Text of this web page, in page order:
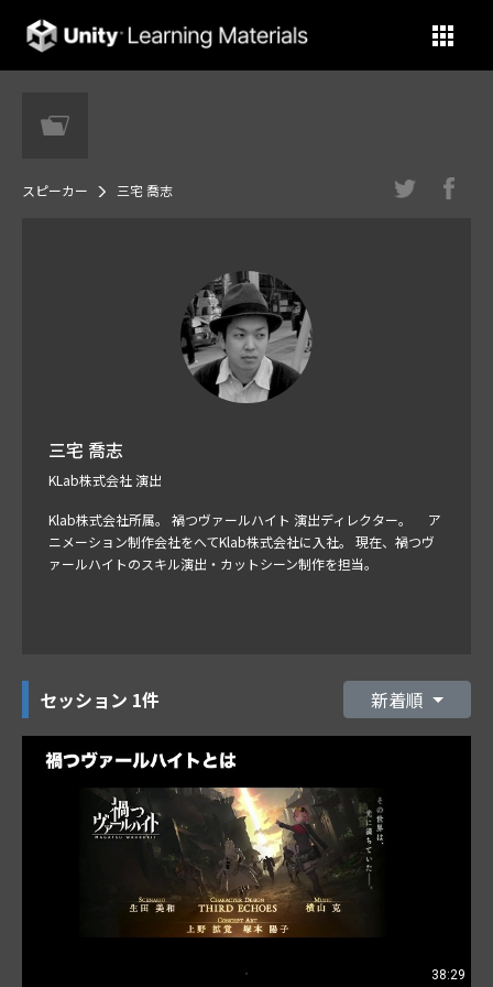
Unity Learning Materials
スピーカー 三宅 喬志
三宅 喬志
KLab株式会社 演出
Klab株式会社所属。 禍つヴァールハイト 演出ディレクター。 ア
ニメーション制作会社をへてKlab株式会社に入社。 現在、禍つヴ
ァールハイトのスキル演出・カットシーン制作を担当。
セッション 1件 新着順
38:29